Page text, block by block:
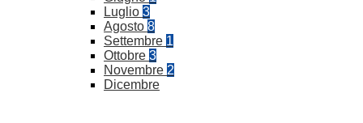
Luglio 3
Agosto 8
Settembre 1
Ottobre 3
Novembre 2
Dicembre